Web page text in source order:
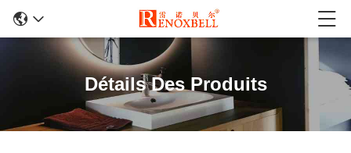
Détails Des Produits